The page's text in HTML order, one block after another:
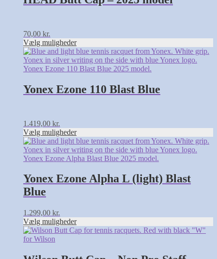
70,00 kr.
Vælg muligheder
varianter.
vælges
på
varesiden
Yonex Ezone 110 Blast Blue
1.419,00 kr.
Vælg muligheder
Dette
vare
har
varianter.
Mulighederne
på
varesiden
Yonex Ezone Alpha L (light) Blast
Blue
1.299,00 kr.
Vælg muligheder
Dette
vare
har
varianter.
Mulighederne
kan
på
varesiden
Dette
vare
flere